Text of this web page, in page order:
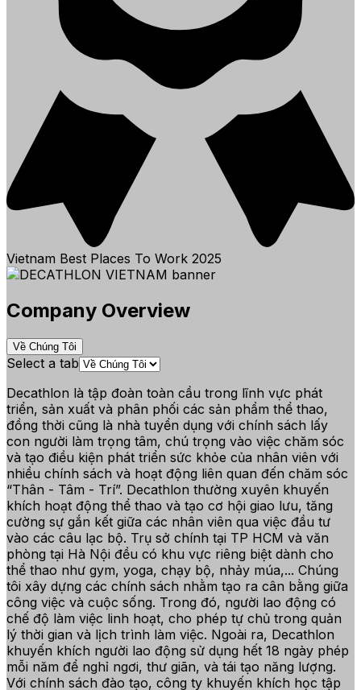
Vietnam Best Places To Work 2025
Company Overview
Về Chúng Tôi
Select a tab
Decathlon là tập đoàn toàn cầu trong lĩnh vực phát
triển, sản xuất và phân phối các sản phẩm thể thao,
đồng thời cũng là nhà tuyển dụng với chính sách lấy
con người làm trọng tâm, chú trọng vào việc chăm sóc
và tạo điều kiện phát triển sức khỏe của nhân viên với
nhiều chính sách và hoạt động liên quan đến chăm sóc
“Thân - Tâm - Trí”. Decathlon thường xuyên khuyến
khích hoạt động thể thao và tạo cơ hội giao lưu, tăng
cường sự gắn kết giữa các nhân viên qua việc đầu tư
vào các câu lạc bộ. Trụ sở chính tại TP HCM và văn
phòng tại Hà Nội đều có khu vực riêng biệt dành cho
thể thao như gym, yoga, chạy bộ, nhảy múa,... Chúng
tôi xây dựng các chính sách nhằm tạo ra cân bằng giữa
công việc và cuộc sống. Trong đó, người lao động có
chế độ làm việc linh hoạt, cho phép tự chủ trong quản
lý thời gian và lịch trình làm việc. Ngoài ra, Decathlon
khuyến khích người lao động sử dụng hết 18 ngày phép
mỗi năm để nghỉ ngơi, thư giãn, và tái tạo năng lượng.
Với chính sách đào tạo, công ty khuyến khích học tập